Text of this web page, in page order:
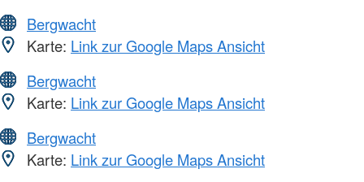
Bergwacht
Karte: Link zur Google Maps Ansicht
Bergwacht
Karte: Link zur Google Maps Ansicht
Bergwacht
Karte: Link zur Google Maps Ansicht